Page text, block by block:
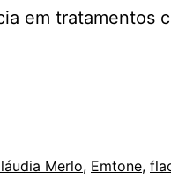
em tratamentos
Merlo, Emtone,